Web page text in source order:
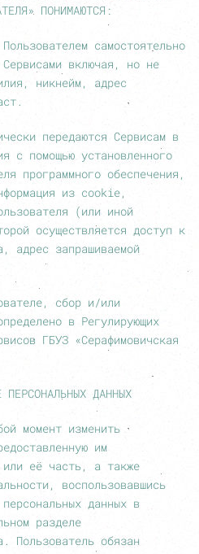
ПОНИМАЮТСЯ:
самостоятельно
включая, но не
никнейм, адрес
передаются Сервисам в
с помощью установленного
программного обеспечения,
из cookie,
(или иной
осуществляется доступ к
адрес запрашиваемой
сбор и/или
в Регулирующих
ГБУЗ «Серафимовичская
ПЕРСОНАЛЬНЫХ ДАННЫХ
момент изменить
им
или её часть, а также
воспользовавшись
данных в
разделе
Пользователь обязан